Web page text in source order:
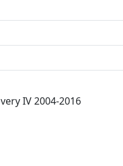
IV 2004-2016